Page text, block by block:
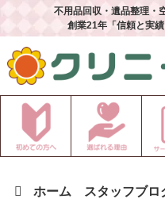
不用品回収・遺品整理・
創業21年「信頼と実
ホーム スタッフブロ